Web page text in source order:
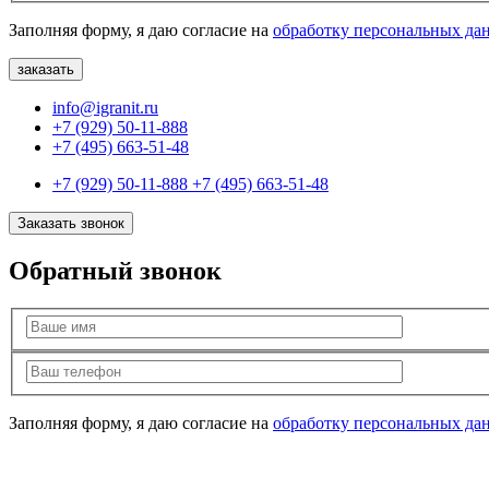
Заполняя форму, я даю согласие на обработку персональных
info@igranit.ru
+7 (929) 50-11-888
+7 (495) 663-51-48
+7 (929) 50-11-888 +7 (495) 663-51-48
Заказать звонок
Обратный звонок
Заполняя форму, я даю согласие на обработку персональных